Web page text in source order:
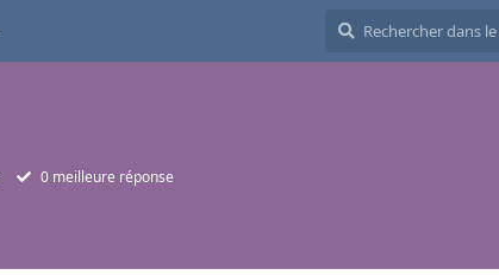
0 meilleure réponse